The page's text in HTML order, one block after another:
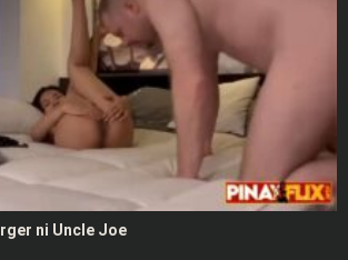
ni Uncle Joe